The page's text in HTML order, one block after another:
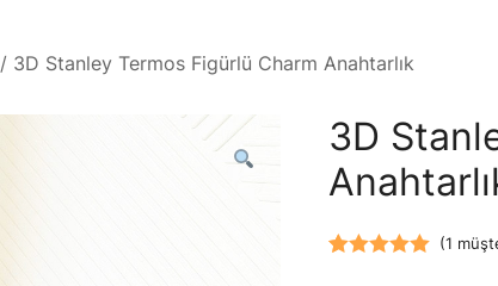
/ 3D Stanley Termos Figürlü Charm Anahtarlık
3D
(1